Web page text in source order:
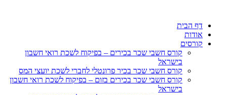
דף הבית
אודות
קורסים
קורס חשבי שכר בכירים – בפיקוח לשכת רואי חשבון
בישראל
קורס חשבי שכר בכיר פרונטלי לחברי לשכת יועצי המס
קורס חשבי שכר בכירים בזום – בפיקוח לשכת רואי חשבון
בישראל